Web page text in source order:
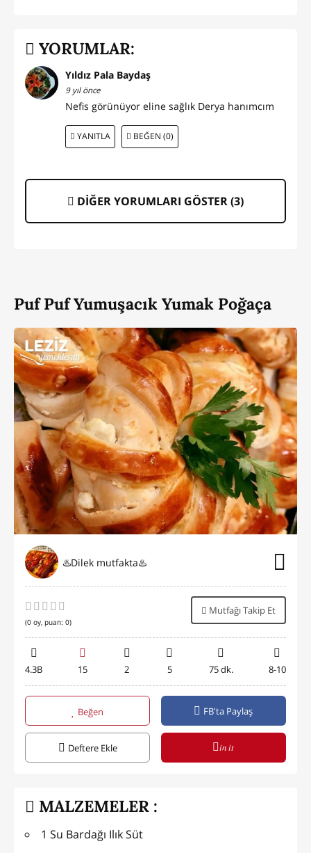
YORUMLAR:
Yıldız Pala Baydaş
9 yıl önce
Nefis görünüyor eline sağlık Derya hanımcım
YANITLA BEĞEN (0)
DİĞER YORUMLARI GÖSTER (3)
Puf Puf Yumuşacık Yumak Poğaça
♨️Dilek mutfakta♨️
(0 oy, puan: 0)
Mutfağı Takip Et
4.3B 15 2 5 75 dk. 8-10
Beğen FB'ta Paylaş
Deftere Ekle in it
MALZEMELER :
1 Su Bardağı Ilık Süt